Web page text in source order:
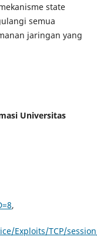
state
semua
jaringan yang
Universitas
,
Exploits/TCP/